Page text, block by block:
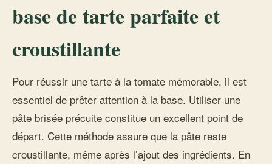
base de tarte parfaite et
croustillante
Pour réussir une tarte à la tomate mémorable, il est
essentiel de prêter attention à la base. Utiliser une
pâte brisée précuite constitue un excellent point de
départ. Cette méthode assure que la pâte reste
croustillante, même après l’ajout des ingrédients. En